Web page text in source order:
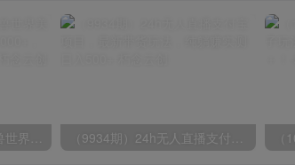
（9111期）全网首发魔兽世界美服全自动打金搬砖，日入1000+，简单好操作，保姆级教学 （9934期）24h无人直播支付宝项目，最新带货玩法，纯躺赚实测日入500+